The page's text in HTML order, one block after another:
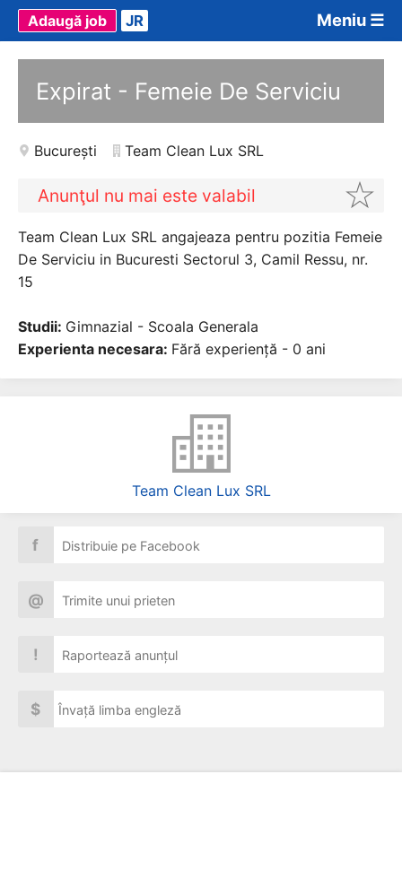
Meniu ☰
Adaugă job JR
Expirat - Femeie De Serviciu
București Team Clean Lux SRL
Anunţul nu mai este valabil
Team Clean Lux SRL angajeaza pentru pozitia Femeie
De Serviciu in Bucuresti Sectorul 3, Camil Ressu, nr.
15
Studii: Gimnazial - Scoala Generala
Experienta necesara: Fără experiență - 0 ani
Team Clean Lux SRL
f Distribuie pe Facebook
@ Trimite unui prieten
! Raportează anunțul
$ Învață limba engleză